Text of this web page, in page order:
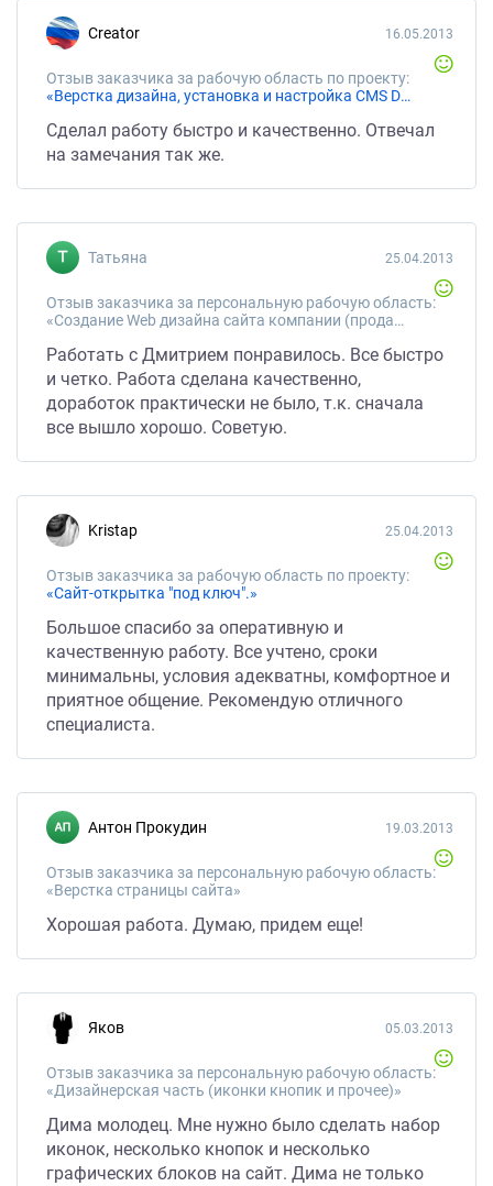
Creator
Отзыв заказчика за рабочую область по проекту:
«Верстка дизайна, установка и настройка CMS Drupal 7»
16.05.2013
Сделал работу быстро и качественно. Отвечал
на замечания так же.
Татьяна
Отзыв заказчика за персональную рабочую область:
«Создание Web дизайна сайта компании (продажа строительных материалов)»
25.04.2013
Работать с Дмитрием понравилось. Все быстро
и четко. Работа сделана качественно,
доработок практически не было, т.к. сначала
все вышло хорошо. Советую.
Kristap
Отзыв заказчика за рабочую область по проекту:
«Сайт-открытка "под ключ".»
25.04.2013
Большое спасибо за оперативную и
качественную работу. Все учтено, сроки
минимальны, условия адекватны, комфортное и
приятное общение. Рекомендую отличного
специалиста.
Антон Прокудин
Отзыв заказчика за персональную рабочую область:
«Верстка страницы сайта»
19.03.2013
Хорошая работа. Думаю, придем еще!
Яков
Отзыв заказчика за персональную рабочую область:
«Дизайнерская часть (иконки кнопик и прочее)»
05.03.2013
Дима молодец. Мне нужно было сделать набор
иконок, несколько кнопок и несколько
графических блоков на сайт. Дима не только